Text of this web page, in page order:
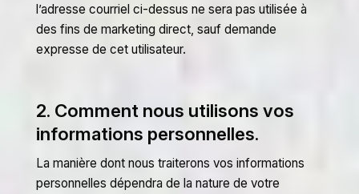
l’adresse courriel ci-dessus ne sera pas utilisée à
des fins de marketing direct, sauf demande
expresse de cet utilisateur.
2. Comment nous utilisons vos
informations personnelles.
La manière dont nous traiterons vos informations
personnelles dépendra de la nature de votre